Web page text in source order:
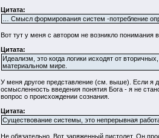
Цитата:
… Смысл формирования систем -потребление
Вот тут у меня с автором не возникло понимания
Цитата:
Идеализм, это когда логики исходят от
материальном мире.
У меня другое представление (см. выше). Если я
осмысленность введения понятия Бога - я не
вопрос о происхождении сознания.
Цитата:
Существование системы, это непрерывная
Не обязательно. Вот заряженный пистолет. Он